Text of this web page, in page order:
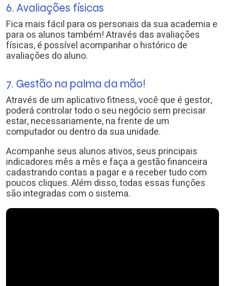
6. Avaliações físicas
Fica mais fácil para os personais da sua academia e
para os alunos também! Através das avaliações
físicas, é possível acompanhar o histórico de
avaliações do aluno.
7. Gestão na palma da mão!
Através de um aplicativo fitness, você que é gestor,
poderá controlar todo o seu negócio sem precisar
estar, necessariamente, na frente de um
computador ou dentro da sua unidade.
Acompanhe seus alunos ativos, seus principais
indicadores mês a mês e faça a gestão financeira
cadastrando contas a pagar e a receber tudo com
poucos cliques. Além disso, todas essas funções
são integradas com o sistema.